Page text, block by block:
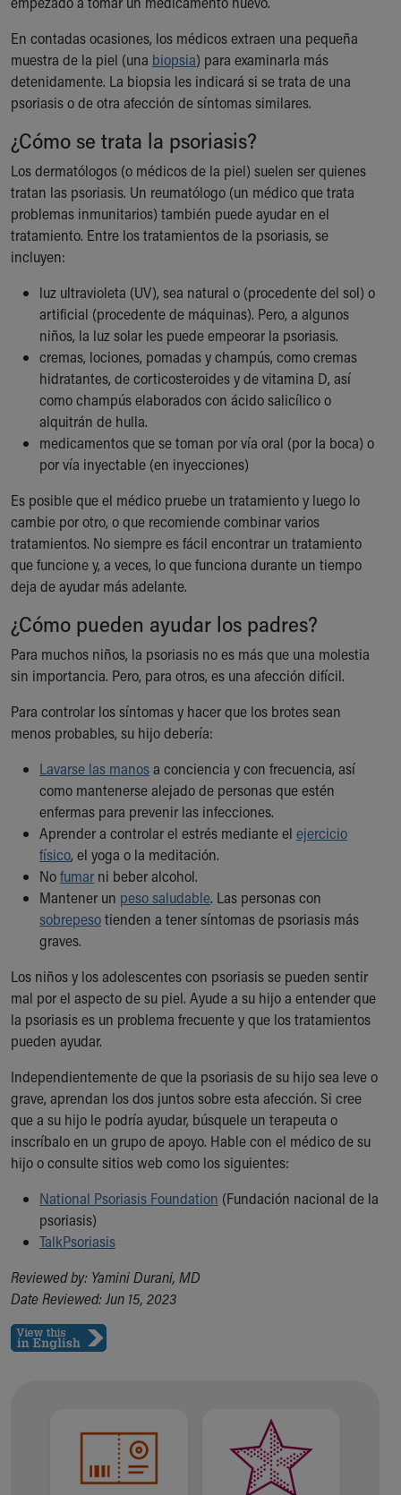
En contadas ocasiones, los médicos extraen una pequeña
muestra de la piel (una biopsia) para examinarla más
detenidamente. La biopsia les indicará si se trata de una
psoriasis o de otra afección de síntomas similares.
¿Cómo se trata la psoriasis?
Los dermatólogos (o médicos de la piel) suelen ser quienes
tratan las psoriasis. Un reumatólogo (un médico que trata
problemas inmunitarios) también puede ayudar en el
tratamiento. Entre los tratamientos de la psoriasis, se
incluyen:
luz ultravioleta (UV), sea natural o (procedente del sol) o
artificial (procedente de máquinas). Pero, a algunos
niños, la luz solar les puede empeorar la psoriasis.
cremas, lociones, pomadas y champús, como cremas
hidratantes, de corticosteroides y de vitamina D, así
como champús elaborados con ácido salicílico o
alquitrán de hulla.
medicamentos que se toman por vía oral (por la boca) o
por vía inyectable (en inyecciones)
Es posible que el médico pruebe un tratamiento y luego lo
cambie por otro, o que recomiende combinar varios
tratamientos. No siempre es fácil encontrar un tratamiento
que funcione y, a veces, lo que funciona durante un tiempo
deja de ayudar más adelante.
¿Cómo pueden ayudar los padres?
Para muchos niños, la psoriasis no es más que una molestia
sin importancia. Pero, para otros, es una afección difícil.
Para controlar los síntomas y hacer que los brotes sean
menos probables, su hijo debería:
Lavarse las manosa conciencia y con frecuencia, así
como mantenerse alejado de personas que estén
enfermas para prevenir las infecciones.
Aprender a controlar el estrés mediante el ejercicio
físico, el yoga o la meditación.
Nofumar ni beber alcohol.
Mantener un peso saludable. Las personas con
sobrepesotienden a tener síntomas de psoriasis más
graves.
Los niños y los adolescentes con psoriasis se pueden sentir
mal por el aspecto de su piel. Ayude a su hijo a entender que
la psoriasis es un problema frecuente y que los tratamientos
pueden ayudar.
Independientemente de que la psoriasis de su hijo sea leve o
grave, aprendan los dos juntos sobre esta afección. Si cree
que a su hijo le podría ayudar, búsquele un terapeuta o
inscríbalo en un grupo de apoyo. Hable con el médico de su
hijo o consulte sitios web como los siguientes:
National Psoriasis Foundation (Fundación nacional de la
psoriasis)
TalkPsoriasis
Reviewed by: Yamini Durani, MD
Date Reviewed: Jun 15, 2023